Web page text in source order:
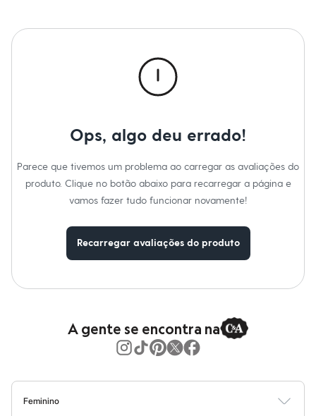
Personagens
Plus size
Dia dos Pais
Inverno
Novidades
Camisetas e Regatas
Jeans
Bolsas e Mochilas
Chapéus e Bonés
Relógios
Calçados
Ops, algo deu errado!
Parece que tivemos um problema ao carregar as avaliações do
produto. Clique no botão abaixo para recarregar a página e
vamos fazer tudo funcionar novamente!
Recarregar avaliações do produto
A gente se encontra na
Feminino